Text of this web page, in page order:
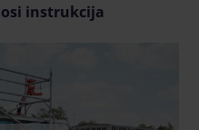
instrukcija